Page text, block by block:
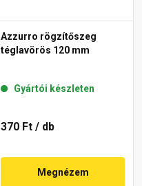
Azzurro rögzítőszeg
téglavörös 120 mm
Gyártói készleten
370 Ft / db
Megnézem